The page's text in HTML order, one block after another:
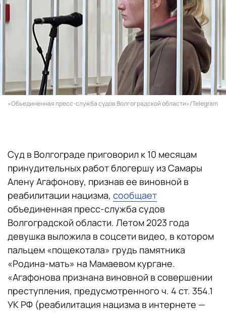
«Объединенная пресс-служба судов Волгоградской области»/Telegram
Суд в Волгограде приговорил к 10 месяцам
принудительных работ блогершу из Самары
Алену Агафонову, признав ее виновной в
реабилитации нацизма, сообщает
объединенная пресс-служба судов
Волгоградской области. Летом 2023 года
девушка выложила в соцсети видео, в котором
пальцем «пощекотала» грудь памятника
«Родина-мать» на Мамаевом кургане.
«Агафонова признана виновной в совершении
преступления, предусмотренного ч. 4 ст. 354.1
УК РФ (реабилитация нацизма в интернете —